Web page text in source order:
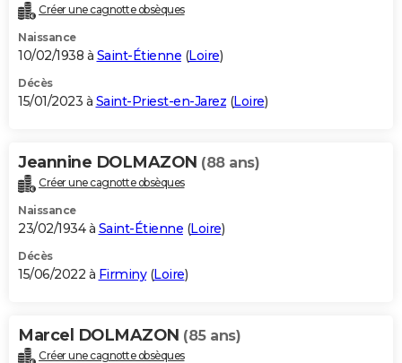
Créer une cagnotte obsèques
Naissance
10/02/1938 à Saint-Étienne (Loire)
Décès
15/01/2023 à Saint-Priest-en-Jarez (Loire)
Jeannine DOLMAZON (88 ans)
Créer une cagnotte obsèques
Naissance
23/02/1934 à Saint-Étienne (Loire)
Décès
15/06/2022 à Firminy(Loire)
Marcel DOLMAZON (85 ans)
Créer une cagnotte obsèques